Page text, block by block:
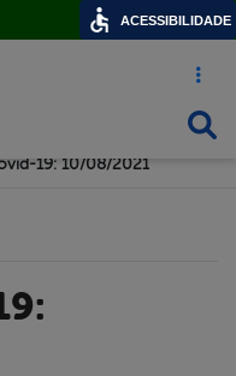
Acesso
19: 10/08/2021
ACESSIBILIDADE